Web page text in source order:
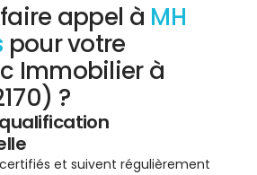
appel à MH
pour votre
Immobilier à
?
et suivent régulièrement